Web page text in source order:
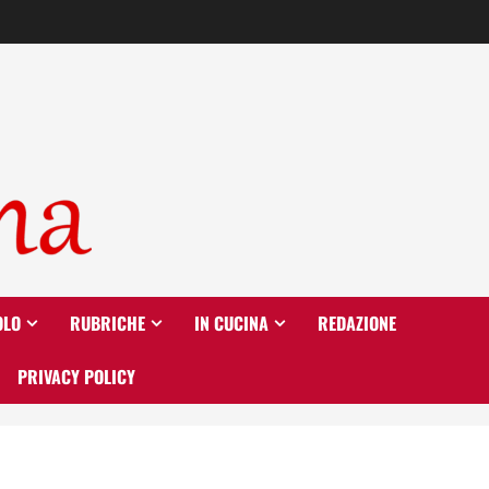
RUBRICHE IN CUCINA REDAZIONE
PRIVACY POLICY